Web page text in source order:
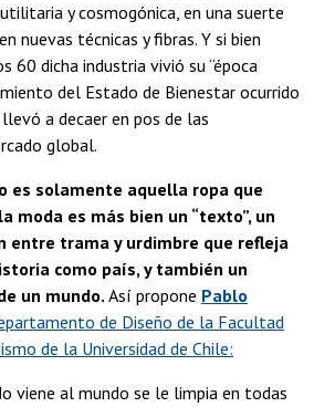
y cosmogónica, en una suerte
nuevas técnicas y fibras. Y si bien
60 dicha industria vivió su “época
del Estado de Bienestar ocurrido
a decaer en pos de las
global.
es solamente aquella ropa que
moda es más bien un “texto”, un
entre trama y urdimbre que refleja
como país, y también un
un mundo. Así propone Pablo
de Diseño de la Facultad
de la Universidad de Chile:
viene al mundo se le limpia en todas